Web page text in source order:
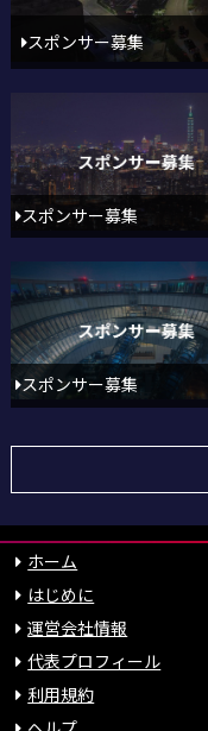
スポンサー募集
スポンサー募集
スポンサー募集
ホーム
はじめに
運営会社情報
代表プロフィール
利用規約